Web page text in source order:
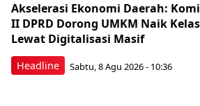
Headline
Akselerasi Ekonomi Daerah:
II DPRD Dorong UMKM Naik Kelas
Lewat Digitalisasi Masif
Sabtu, 8 Agu 2026 - 10:36